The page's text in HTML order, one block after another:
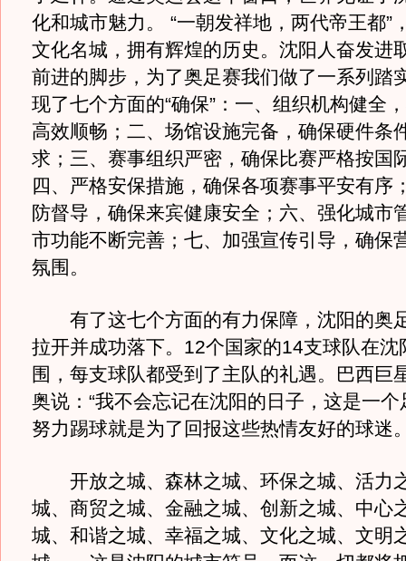
化和城市魅力。 “一朝发祥地，两代帝王都”
文化名城，拥有辉煌的历史。沈阳人奋发进
前进的脚步，为了奥足赛我们做了一系列踏
现了七个方面的“确保”：一、组织机构健全
高效顺畅；二、场馆设施完备，确保硬件条
求；三、赛事组织严密，确保比赛严格按国
四、严格安保措施，确保各项赛事平安有序
防督导，确保来宾健康安全；六、强化城市
市功能不断完善；七、加强宣传引导，确保
氛围。
有了这七个方面的有力保障，沈阳的奥
拉开并成功落下。12个国家的14支球队在沈
围，每支球队都受到了主队的礼遇。巴西巨
奥说：“我不会忘记在沈阳的日子，这是一
努力踢球就是为了回报这些热情友好的球迷
开放之城、森林之城、环保之城、活力
城、商贸之城、金融之城、创新之城、中心
城、和谐之城、幸福之城、文化之城、文明